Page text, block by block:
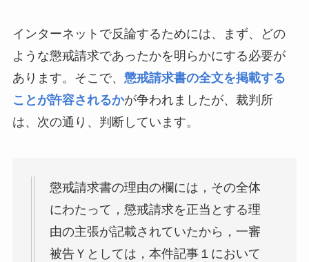
インターネットで反論するためには、まず、どの
ような懲戒請求であったかを明らかにする必要が
あります。そこで、 懲戒請求書の全文を掲載する
ことが許容されるかが争われましたが、裁判所
は、次の通り、判断しています。
懲戒請求書の理由の欄には，その全体
にわたって，懲戒請求を正当とする理
由の主張が記載されていたから，一審
被告Ｙとしては，本件記事１において